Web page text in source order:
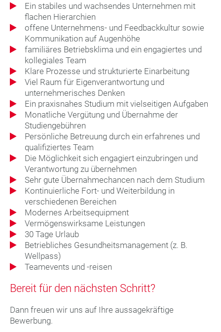
Ein stabiles und wachsendes Unternehmen mit
flachen Hierarchien
offene Unternehmens- und Feedbackkultur sowie
Kommunikation auf Augenhöhe
familiäres Betriebsklima und ein engagiertes und
kollegiales Team
Klare Prozesse und strukturierte Einarbeitung
Viel Raum für Eigenverantwortung und
unternehmerisches Denken
Ein praxisnahes Studium mit vielseitigen Aufgaben
Monatliche Vergütung und Übernahme der
Studiengebühren
Persönliche Betreuung durch ein erfahrenes und
qualifiziertes Team
Die Möglichkeit sich engagiert einzubringen und
Verantwortung zu übernehmen
Sehr gute Übernahmechancen nach dem Studium
Kontinuierliche Fort- und Weiterbildung in
verschiedenen Bereichen
Modernes Arbeitsequipment
Vermögenswirksame Leistungen
30 Tage Urlaub
Betriebliches Gesundheitsmanagement (z. B.
Wellpass)
Teamevents und -reisen
Bereit für den nächsten Schritt?
Dann freuen wir uns auf Ihre aussagekräftige
Bewerbung.